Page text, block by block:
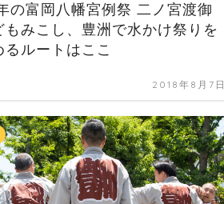
の富岡八幡宮例祭 二ノ宮渡御
もみこし、豊洲で水かけ祭りを
るルートはここ
2018年8月7日